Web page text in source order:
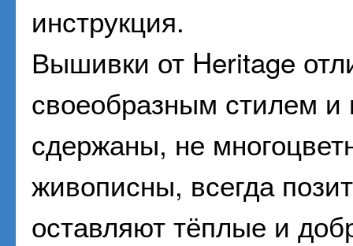
инструкция.
Вышивки от Heritage
своеобразным стилем
сдержаны, не
живописны, всегда
оставляют тёплые и